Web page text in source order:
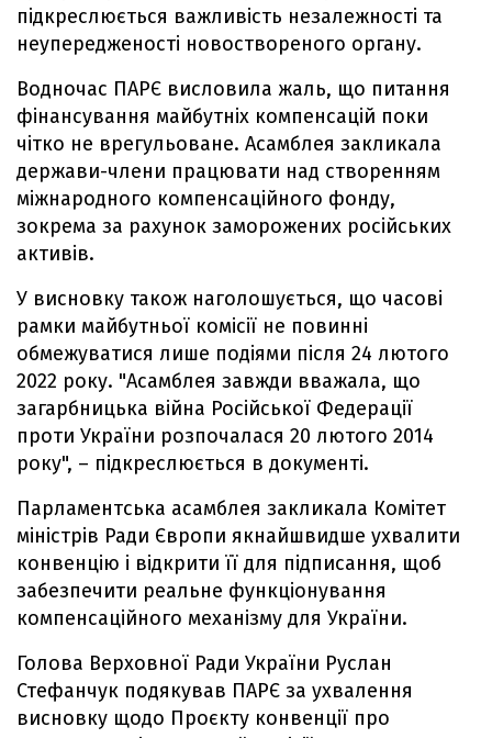
підкреслюється важливість незалежності та
неупередженості новоствореного органу.
Водночас ПАРЄ висловила жаль, що питання
фінансування майбутніх компенсацій поки
чітко не врегульоване. Асамблея закликала
держави-члени працювати над створенням
міжнародного компенсаційного фонду,
зокрема за рахунок заморожених російських
активів.
У висновку також наголошується, що часові
рамки майбутньої комісії не повинні
обмежуватися лише подіями після 24 лютого
2022 року. "Асамблея завжди вважала, що
загарбницька війна Російської Федерації
проти України розпочалася 20 лютого 2014
року", – підкреслюється в документі.
Парламентська асамблея закликала Комітет
міністрів Ради Європи якнайшвидше ухвалити
конвенцію і відкрити її для підписання, щоб
забезпечити реальне функціонування
компенсаційного механізму для України.
Голова Верховної Ради України Руслан
Стефанчук подякував ПАРЄ за ухвалення
висновку щодо Проєкту конвенції про